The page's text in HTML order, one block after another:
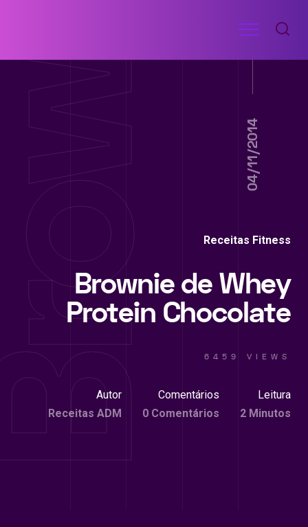
conteúdo
RECEITAS
ACADEMIA
Menu
04/11/2014
Receitas Fitness
Brownie de Whey
Protein Chocolate
6459 VIEWS
Autor
Receitas ADM
Comentários
0 Comentários
Leitura
2 Minutos